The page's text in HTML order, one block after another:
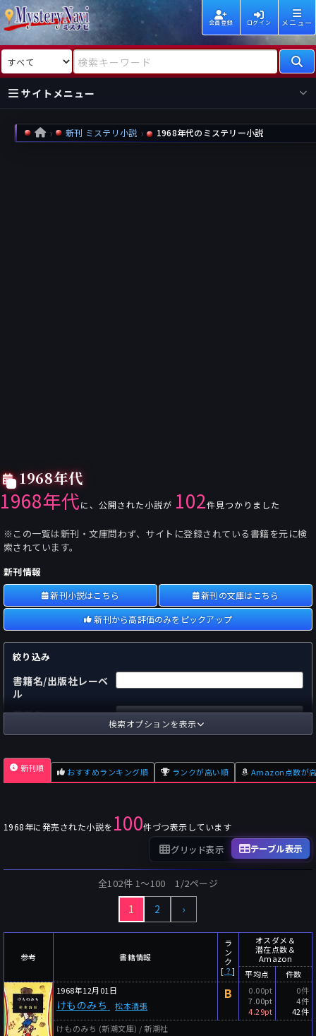
会員登録 ログイン メニュー
検索対象 検索キーワード
サイトメニュー
国内
作家
海外
作家
新着
レビュー
情報
HOME 新刊 ミステリ小説 1968年代のミステリー小説
1968年代
1968年代に、公開された小説が 102件見つかりました
※この一覧は新刊・文庫問わず、サイトに登録されている書籍を元に検
索されています。
新刊情報
新刊小説はこちら
新刊の文庫はこちら
新刊から高評価のみをピックアップ
絞り込み
書籍名/出版社レーベ
ル
著者名
国内
海外
出版社
フォーマット
単行本
～
Pt
～
Pt
～
読者数
～
人
年代
年代と月の範囲
先月以降 今月以降
月
～
検索オプションを表示
新刊順 おすすめランキング順 ランクが高い順 Amazon点数が
1968年に発売された小説を 100件づつ表示しています
グリッド表示 テーブル表示
全102件 1〜100 1/2ページ
1 2 ›
参考 書籍情報
ラ
ン
ク
[ ？]
オスダメ＆
潜在点数＆
Amazon
平均点
件数
1968年12月01日
けものみち 松本清張
B
0.00pt
7.00pt
4.29pt
0件
4件
42件
けものみち (新潮文庫) / 新潮社